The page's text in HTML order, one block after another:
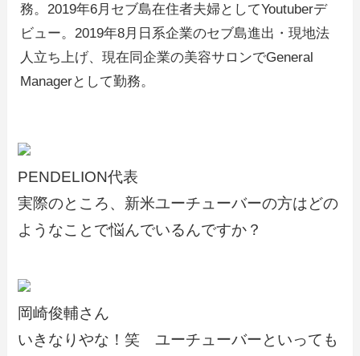
務。2019年6月セブ島在住者夫婦としてYoutuberデ
ビュー。2019年8月日系企業のセブ島進出・現地法
人立ち上げ、現在同企業の美容サロンでGeneral
Managerとして勤務。
PENDELION代表
実際のところ、新米ユーチューバーの方はどの
ようなことで悩んでいるんですか？
岡崎俊輔さん
いきなりやな！笑 ユーチューバーといっても